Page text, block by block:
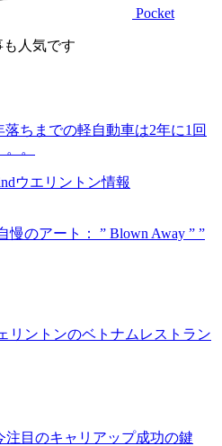
Pocket
落ちまでの軽自動車は2年に1回
。
ウエリントン情報
慢のアート： ” Blown Away ” ”
リントンのベトナムレストラン
注目のキャリアップ成功の鍵